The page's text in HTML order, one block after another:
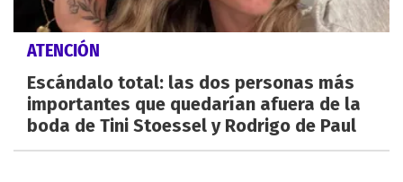
ATENCIÓN
Escándalo total: las dos personas más
importantes que quedarían afuera de la
boda de Tini Stoessel y Rodrigo de Paul